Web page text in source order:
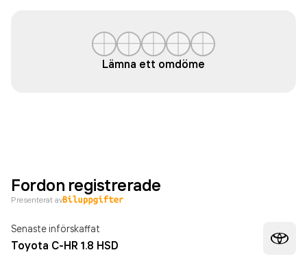
Lämna ett omdöme
Fordon registrerade
Presenterat av
Senaste införskaffat
Toyota C-HR 1.8 HSD